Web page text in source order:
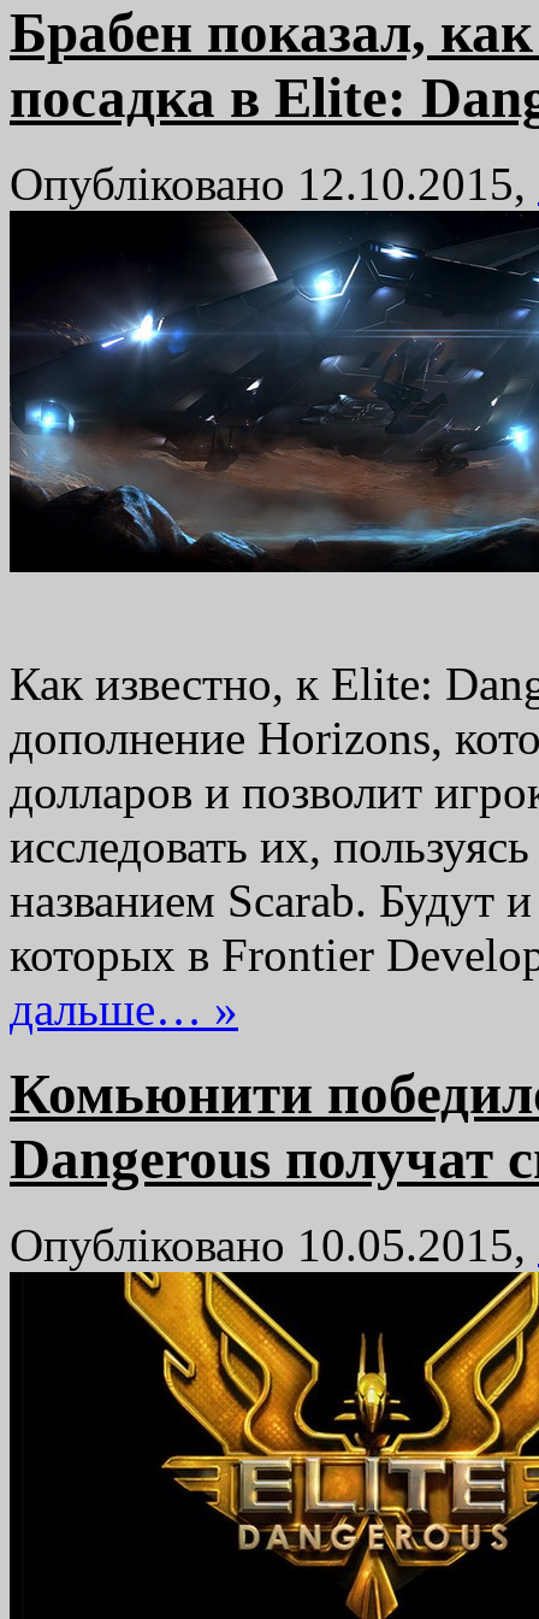
Брабен показал,
посадка в Elite:
Опубліковано 12.10.2015,
Как известно, к Elite:
дополнение Horizons,
долларов и позволит
исследовать их,
названием Scarab. Будут
которых в Frontier
дальше… »
Комьюнити
Dangerous получат
Опубліковано 10.05.2015,